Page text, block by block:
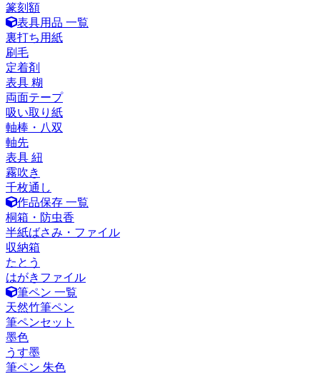
篆刻額
表具用品 一覧
裏打ち用紙
刷毛
定着剤
表具 糊
両面テープ
吸い取り紙
軸棒・八双
軸先
表具 紐
霧吹き
千枚通し
作品保存 一覧
桐箱・防虫香
半紙ばさみ・ファイル
収納箱
たとう
はがきファイル
筆ペン 一覧
天然竹筆ペン
筆ペンセット
墨色
うす墨
筆ペン 朱色